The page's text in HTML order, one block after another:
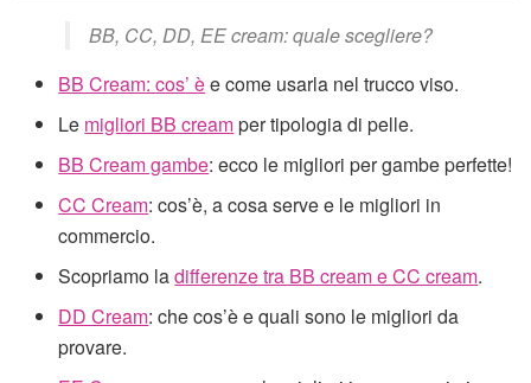
BB, CC, DD, EE cream: quale scegliere?
BB Cream: cos’ èe come usarla nel trucco viso.
Le migliori BB creamper tipologia di pelle.
BB Cream gambe: ecco le migliori per gambe perfette!
CC Cream: cos’è, a cosa serve e le migliori in
commercio.
Scopriamo ladifferenze tra BB cream e CC cream.
DD Cream: che cos’è e quali sono le migliori da
provare.